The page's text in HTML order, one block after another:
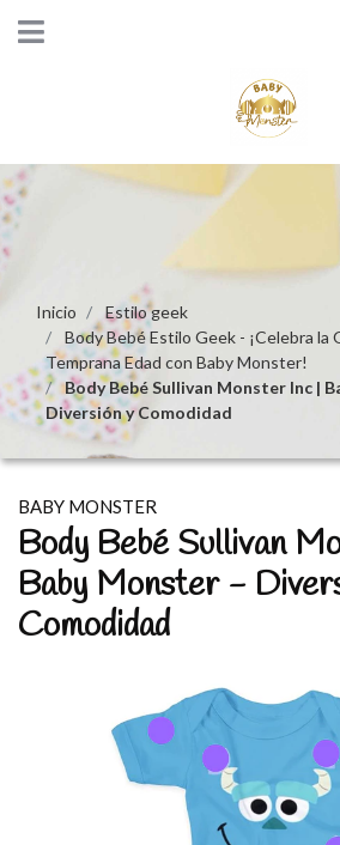
Inicio
Estilo geek
Body Bebé Estilo Geek - ¡Celebra la
Temprana Edad con Baby Monster!
Body Bebé Sullivan Monster Inc |
Diversión y Comodidad
BABY MONSTER
Body Bebé Sullivan
Baby Monster -
Comodidad